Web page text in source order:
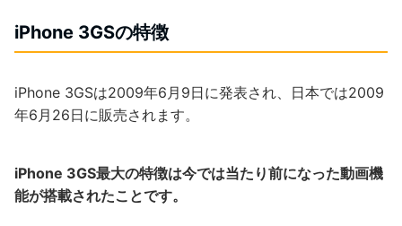
iPhone 3GSの特徴
iPhone 3GSは2009年6月9日に発表され、日本では2009
年6月26日に販売されます。
iPhone 3GS最大の特徴は今では当たり前になった動画機
能が搭載されたことです。